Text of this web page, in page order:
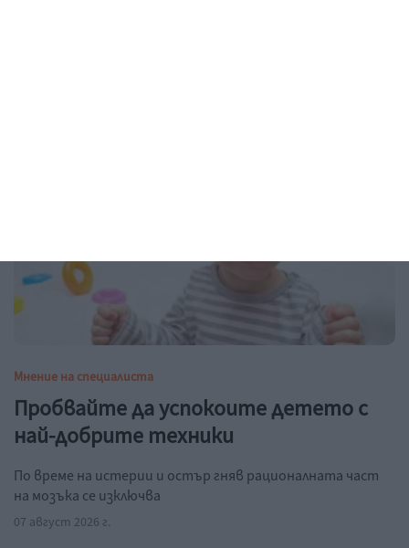
Мнение на специалиста
Пробвайте да успокоите детето с
най-добрите техники
По време на истерии и остър гняв рационалната част
на мозъка се изключва
07 август 2026 г.